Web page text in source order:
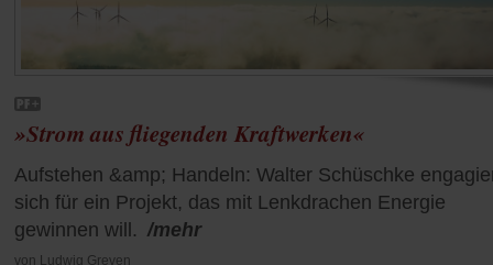
»Strom aus fliegenden Kraftwerken«
Aufstehen &amp; Handeln: Walter Schüschke
sich für ein Projekt, das mit Lenkdrachen Energie
gewinnen will. /mehr
von Ludwig Greven